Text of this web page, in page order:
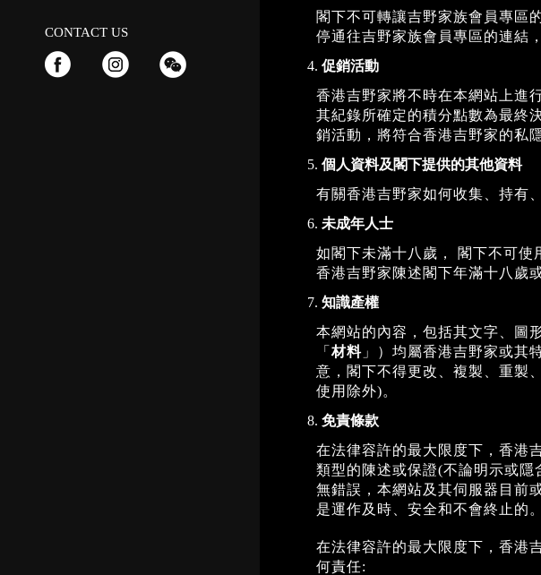
CONTACT US
閣下不可轉讓吉野家族會員專區
停通往吉野家族會員專區的連結
促銷活動
香港吉野家將不時在本網站上進
其紀錄所確定的積分點數為最終
銷活動，將符合香港吉野家的私
個人資料及閣下提供的其他資料
有關香港吉野家如何收集、持有
未成年人士
如閣下未滿十八歲， 閣下不可使
香港吉野家陳述閣下年滿十八歲
知識產權
本網站的內容，包括其文字、圖
「材料」）均屬香港吉野家或其
意，閣下不得更改、複製、重製
使用除外)。
免責條款
在法律容許的最大限度下，香港
類型的陳述或保證(不論明示或
無錯誤，本網站及其伺服器目前
是運作及時、安全和不會終止的。
在法律容許的最大限度下，香港
何責任: